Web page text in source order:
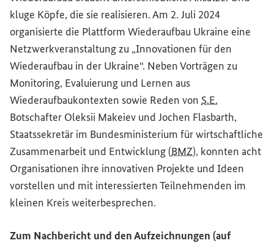
kluge Köpfe, die sie realisieren. Am 2. Juli 2024
organisierte die Plattform Wiederaufbau Ukraine eine
Netzwerkveranstaltung zu „Innovationen für den
Wiederaufbau in der Ukraine“. Neben Vorträgen zu
Monitoring, Evaluierung und Lernen aus
Wiederaufbaukontexten sowie Reden von S.E.
Botschafter Oleksii Makeiev und Jochen Flasbarth,
Staatssekretär im Bundesministerium für wirtschaftliche
Zusammenarbeit und Entwicklung (BMZ), konnten acht
Organisationen ihre innovativen Projekte und Ideen
vorstellen und mit interessierten Teilnehmenden im
kleinen Kreis weiterbesprechen.
Zum Nachbericht und den Aufzeichnungen (auf